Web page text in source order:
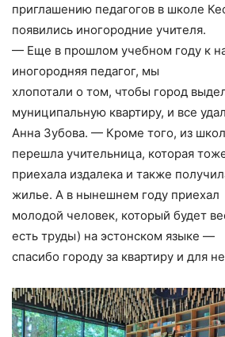
приглашению педагогов в школе
появились иногородние учителя.
— Еще в прошлом учебном году к
иногородняя педагог, мы
хлопотали о том, чтобы город
муниципальную квартиру, и все
Анна Зубова. — Кроме того, из
перешла учительница, которая
приехала издалека и также
жилье. А в нынешнем году приехал
молодой человек, который будет
есть труды) на эстонском языке —
спасибо городу за квартиру и для